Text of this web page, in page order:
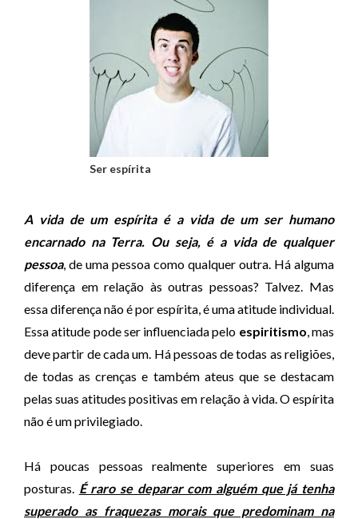
Ser espírita
A vida de um espírita é a vida de um ser humano
encarnado na Terra. Ou seja, é a vida de qualquer
pessoa, de uma pessoa como qualquer outra. Há alguma
diferença em relação às outras pessoas? Talvez. Mas
essa diferença não é por espírita, é uma atitude individual.
Essa atitude pode ser influenciada pelo espiritismo , mas
deve partir de cada um. Há pessoas de todas as religiões,
de todas as crenças e também ateus que se destacam
pelas suas atitudes positivas em relação à vida. O espírita
não é um privilegiado.
Há poucas pessoas realmente superiores em suas
posturas. É raro se deparar com alguém que já tenha
superado as fraquezas morais que predominam na